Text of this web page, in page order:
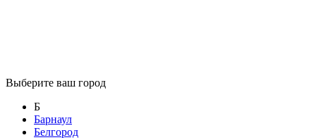
Выберите ваш город
Б
Барнаул
Белгород